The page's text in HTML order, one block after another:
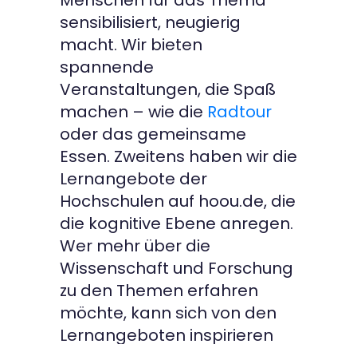
sensibilisiert, neugierig
macht. Wir bieten
spannende
Veranstaltungen, die Spaß
machen – wie die Radtour
oder das gemeinsame
Essen. Zweitens haben wir die
Lernangebote der
Hochschulen auf hoou.de, die
die kognitive Ebene anregen.
Wer mehr über die
Wissenschaft und Forschung
zu den Themen erfahren
möchte, kann sich von den
Lernangeboten inspirieren